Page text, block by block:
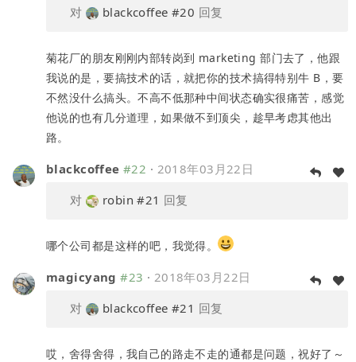
对
blackcoffee #20 回复
菊花厂的朋友刚刚内部转岗到 marketing 部门去了，他跟
我说的是，要搞技术的话，就把你的技术搞得特别牛 B，要
不然没什么搞头。不高不低那种中间状态确实很痛苦，感觉
他说的也有几分道理，如果做不到顶尖，趁早考虑其他出
路。
blackcoffee #22 · 2018年03月22日
对
robin #21 回复
哪个公司都是这样的吧，我觉得。
magicyang #23 · 2018年03月22日
对
blackcoffee #21 回复
哎，舍得舍得，我自己的路走不走的通都是问题，祝好了～